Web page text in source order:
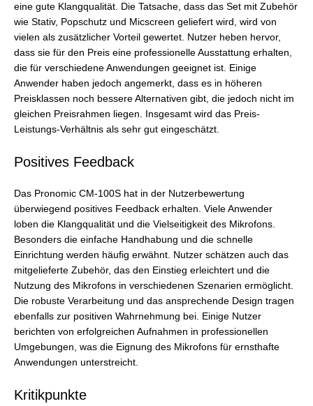
eine gute Klangqualität. Die Tatsache, dass das Set mit Zubehör
wie Stativ, Popschutz und Micscreen geliefert wird, wird von
vielen als zusätzlicher Vorteil gewertet. Nutzer heben hervor,
dass sie für den Preis eine professionelle Ausstattung erhalten,
die für verschiedene Anwendungen geeignet ist. Einige
Anwender haben jedoch angemerkt, dass es in höheren
Preisklassen noch bessere Alternativen gibt, die jedoch nicht im
gleichen Preisrahmen liegen. Insgesamt wird das Preis-
Leistungs-Verhältnis als sehr gut eingeschätzt.
Positives Feedback
Das Pronomic CM-100S hat in der Nutzerbewertung
überwiegend positives Feedback erhalten. Viele Anwender
loben die Klangqualität und die Vielseitigkeit des Mikrofons.
Besonders die einfache Handhabung und die schnelle
Einrichtung werden häufig erwähnt. Nutzer schätzen auch das
mitgelieferte Zubehör, das den Einstieg erleichtert und die
Nutzung des Mikrofons in verschiedenen Szenarien ermöglicht.
Die robuste Verarbeitung und das ansprechende Design tragen
ebenfalls zur positiven Wahrnehmung bei. Einige Nutzer
berichten von erfolgreichen Aufnahmen in professionellen
Umgebungen, was die Eignung des Mikrofons für ernsthafte
Anwendungen unterstreicht.
Kritikpunkte